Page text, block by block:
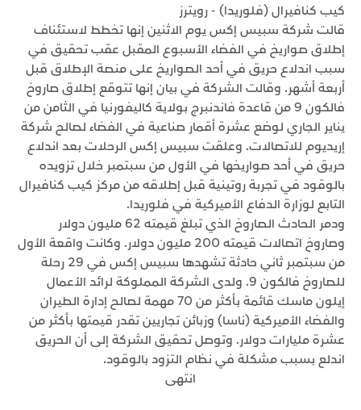
كيب كنافيرال (فلوريدا) - رويترز
قالت شركة سبيس إكس يوم الاثنين إنها تخطط لاستئناف
إطلاق صواريخ في الفضاء الأسبوع المقبل عقب تحقيق في
سبب اندلاع حريق في أحد الصواريخ على منصة الإطلاق قبل
أربعة أشهر. وقالت الشركة في بيان إنها تتوقع إطلاق صاروخ
فالكون 9 من قاعدة فاندنبرج بولاية كاليفورنيا في الثامن من
يناير الجاري لوضع عشرة أقمار صناعية في الفضاء لصالح شركة
إريديوم للاتصالات. وعلقت سبيس إكس الرحلات بعد اندلاع
حريق في أحد صواريخها في الأول من سبتمبر خلال تزويده
بالوقود في تجربة روتينية قبل إطلاقه من مركز كيب كنافيرال
التابع لوزارة الدفاع الأميركية في فلوريدا.
ودمر الحادث الصاروخ الذي تبلغ قيمته 62 مليون دولار
وصاروخ اتصالات قيمته 200 مليون دولار. وكانت واقعة الأول
من سبتمبر ثاني حادثة تشهدها سبيس إكس في 29 رحلة
للصاروخ فالكون 9. ولدى الشركة المملوكة لرائد الأعمال
إيلون ماسك قائمة بأكثر من 70 مهمة لصالح إدارة الطيران
والفضاء الأميركية (ناسا) وزبائن تجاريين تقدر قيمتها بأكثر من
عشرة مليارات دولار. وتوصل تحقيق الشركة إلى أن الحريق
اندلع بسبب مشكلة في نظام التزود بالوقود.
انتهى